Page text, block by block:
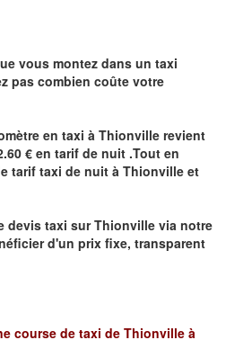
vous montez dans un taxi
pas combien coûte votre
en taxi à Thionville revient
€ en tarif de nuit .Tout en
tarif taxi de nuit à Thionville et
devis taxi surThionville via notre
d'un prix fixe, transparent
course de taxi de Thionville à